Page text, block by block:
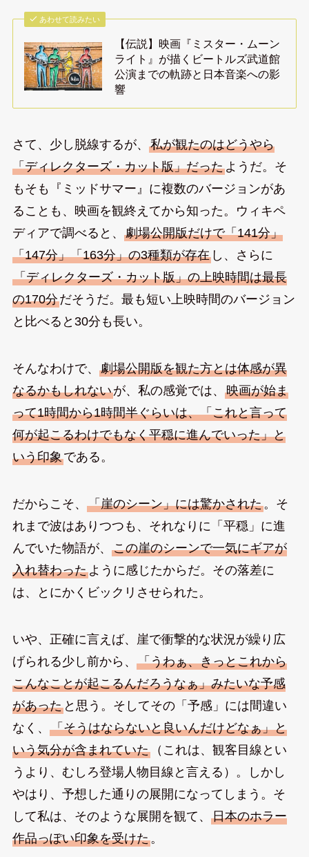
あわせて読みたい
【伝説】映画『ミスター・ムーン
ライト』が描くビートルズ武道館
公演までの軌跡と日本音楽への影
響
さて、少し脱線するが、 私が観たのはどうやら
「ディレクターズ・カット版」だったようだ。そ
もそも『ミッドサマー』に複数のバージョンがあ
ることも、映画を観終えてから知った。ウィキペ
ディアで調べると、 劇場公開版だけで「141分」
「147分」「163分」の3種類が存在し、さらに
「ディレクターズ・カット版」の上映時間は最長
の170分だそうだ。最も短い上映時間のバージョン
と比べると30分も長い。
そんなわけで、 劇場公開版を観た方とは体感が異
なるかもしれないが、私の感覚では、 映画が始ま
って1時間から1時間半ぐらいは、「これと言って
何が起こるわけでもなく平穏に進んでいった」と
いう印象である。
だからこそ、 「崖のシーン」には驚かされた。そ
れまで波はありつつも、それなりに「平穏」に進
んでいた物語が、 この崖のシーンで一気にギアが
入れ替わったように感じたからだ。その落差に
は、とにかくビックリさせられた。
いや、正確に言えば、崖で衝撃的な状況が繰り広
げられる少し前から、 「うわぁ、きっとこれから
こんなことが起こるんだろうなぁ」みたいな予感
があったと思う。そしてその「予感」には間違い
なく、 「そうはならないと良いんだけどなぁ」と
いう気分が含まれていた（これは、観客目線とい
うより、むしろ登場人物目線と言える）。しかし
やはり、予想した通りの展開になってしまう。そ
して私は、そのような展開を観て、 日本のホラー
作品っぽい印象を受けた。